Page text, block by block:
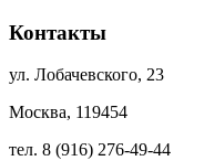
Контакты
ул. Лобачевского, 23
Москва, 119454
тел. 8 (916) 276-49-44